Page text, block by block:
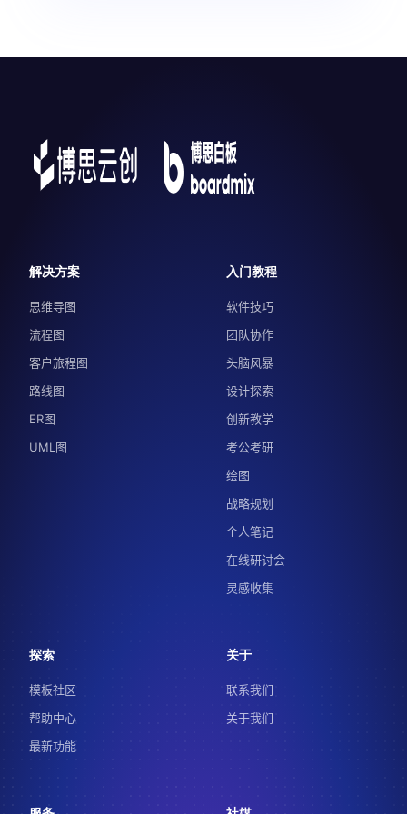
解决方案
思维导图
流程图
客户旅程图
路线图
ER图
UML图
入门教程
软件技巧
团队协作
头脑风暴
设计探索
创新教学
考公考研
绘图
战略规划
个人笔记
在线研讨会
灵感收集
探索
模板社区
帮助中心
最新功能
关于
联系我们
关于我们